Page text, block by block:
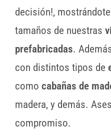
decisión!,
tamaños de nuestras
prefabricadas.
con distintos tipos de
como cabañas de
madera, y demás.
compromiso.